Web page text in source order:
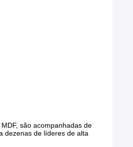
são acompanhadas de
dezenas de líderes de alta